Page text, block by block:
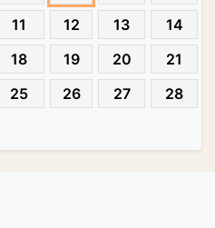
11 12 13
14
18 19 20
21
25 26 27
28